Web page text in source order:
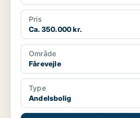
Pris
Ca. 350.000 kr.
Område
Fårevejle
Type
Andelsbolig